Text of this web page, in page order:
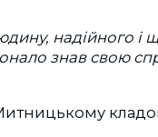
надійного і
знав свою